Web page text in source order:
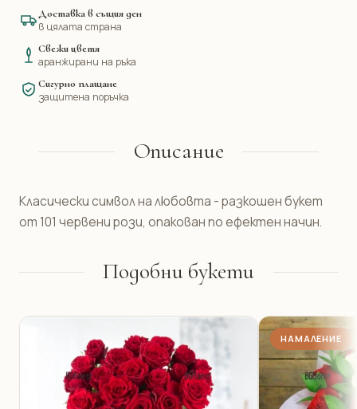
Доставка в същия ден
в цялата страна
Свежи цветя
аранжирани на ръка
Сигурно плащане
защитена поръчка
Описание
Класически символ на любовта - разкошен букет
от 101 червени рози, опакован по ефектен начин.
Подобни букети
НАМАЛЕНИЕ